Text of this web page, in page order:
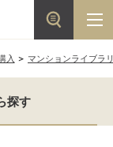
入 マンションライブラ
探す